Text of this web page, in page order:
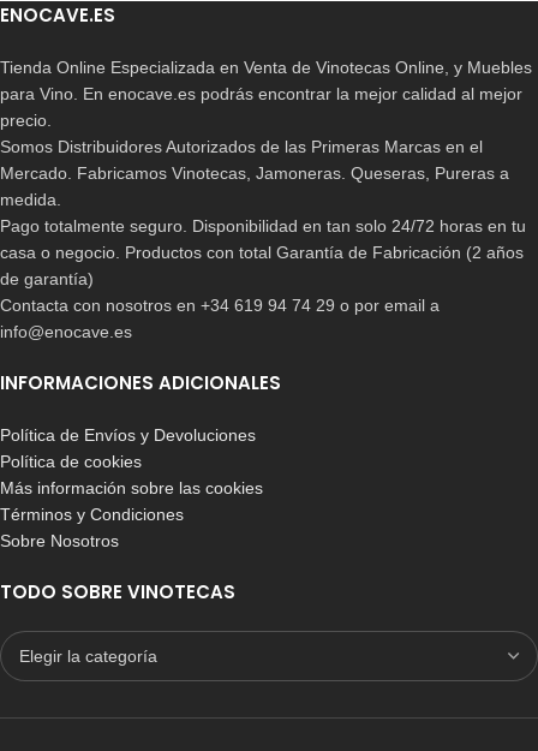
ENOCAVE.ES
Tienda Online Especializada en Venta de Vinotecas Online, y Muebles
para Vino. En enocave.es podrás encontrar la mejor calidad al mejor
precio.
Somos Distribuidores Autorizados de las Primeras Marcas en el
Mercado. Fabricamos Vinotecas, Jamoneras. Queseras, Pureras a
medida.
Pago totalmente seguro. Disponibilidad en tan solo 24/72 horas en tu
casa o negocio. Productos con total Garantía de Fabricación (2 años
de garantía)
Contacta con nosotros en +34 619 94 74 29 o por email a
info@enocave.es
INFORMACIONES ADICIONALES
Política de Envíos y Devoluciones
Política de cookies
Más información sobre las cookies
Términos y Condiciones
Sobre Nosotros
TODO SOBRE VINOTECAS